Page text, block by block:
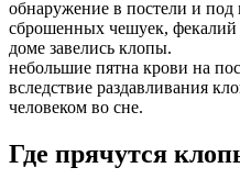
обнаружение в постели и
сброшенных чешуек, фекалий
доме завелись клопы.
небольшие пятна крови на
вследствие раздавливания
человеком во сне.
Где прячутся